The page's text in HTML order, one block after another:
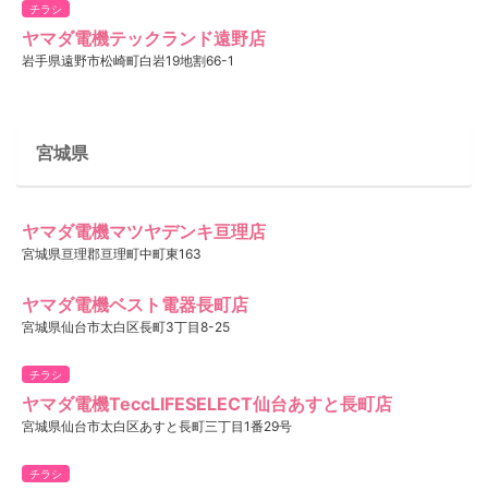
チラシ
ヤマダ電機テックランド遠野店
岩手県遠野市松崎町白岩19地割66-1
宮城県
ヤマダ電機マツヤデンキ亘理店
宮城県亘理郡亘理町中町東163
ヤマダ電機ベスト電器長町店
宮城県仙台市太白区長町3丁目8-25
チラシ
ヤマダ電機TeccLIFESELECT仙台あすと長町店
宮城県仙台市太白区あすと長町三丁目1番29号
チラシ